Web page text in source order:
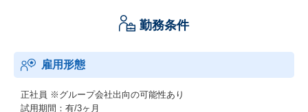
勤務条件
雇用形態
正社員 ※グループ会社出向の可能性あり
試用期間：有/3ヶ月